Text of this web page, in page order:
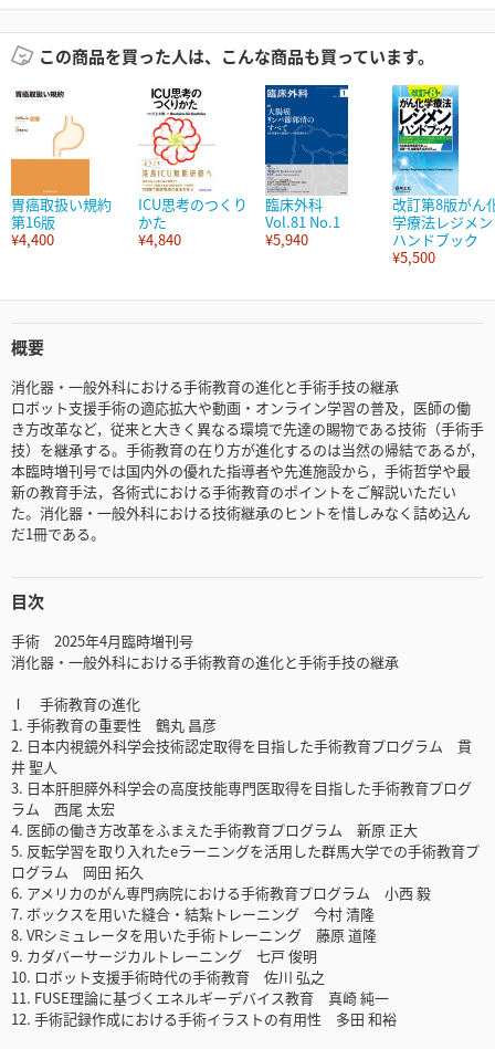
この商品を買った人は、こんな商品も買っています。
胃癌取扱い規約
第16版
¥4,400
ICU思考のつくり
かた
¥4,840
臨床外科
Vol.81 No.1
¥5,940
改訂第8版がん
学療法レジメン
ハンドブック
¥5,500
概要
消化器・一般外科における手術教育の進化と手術手技の継承
ロボット支援手術の適応拡大や動画・オンライン学習の普及，医師の働
き方改革など，従来と大きく異なる環境で先達の賜物である技術（手術手
技）を継承する。手術教育の在り方が進化するのは当然の帰結であるが，
本臨時増刊号では国内外の優れた指導者や先進施設から，手術哲学や最
新の教育手法，各術式における手術教育のポイントをご解説いただい
た。消化器・一般外科における技術継承のヒントを惜しみなく詰め込ん
だ1冊である。
目次
手術 2025年4月臨時増刊号
消化器・一般外科における手術教育の進化と手術手技の継承
Ⅰ 手術教育の進化
1. 手術教育の重要性 鶴丸 昌彦
2. 日本内視鏡外科学会技術認定取得を目指した手術教育プログラム 貫
井 聖人
3. 日本肝胆膵外科学会の高度技能専門医取得を目指した手術教育プログ
ラム 西尾 太宏
4. 医師の働き方改革をふまえた手術教育プログラム 新原 正大
5. 反転学習を取り入れたeラーニングを活用した群馬大学での手術教育プ
ログラム 岡田 拓久
6. アメリカのがん専門病院における手術教育プログラム 小西 毅
7. ボックスを用いた縫合・結紮トレーニング 今村 清隆
8. VRシミュレータを用いた手術トレーニング 藤原 道隆
9. カダバーサージカルトレーニング 七戸 俊明
10. ロボット支援手術時代の手術教育 佐川 弘之
11. FUSE理論に基づくエネルギーデバイス教育 真崎 純一
12. 手術記録作成における手術イラストの有用性 多田 和裕